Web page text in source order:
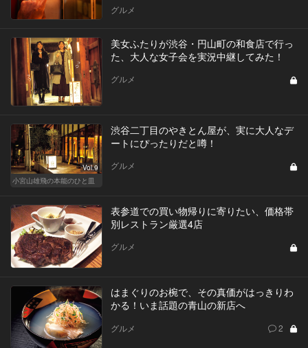
グルメ
美女ふたりが渋谷・円山町の和食店で行っ
た、大人な女子会を実況中継してみた！
グルメ
Vol.9
小宮山雄飛の本能のひと皿
渋谷二丁目のやきとん屋が、実に大人なデ
ートにぴったりだと噂！
グルメ
表参道での買い物帰りに寄りたい、価格帯
別レストラン厳選4店
グルメ
はまぐりのお椀で、その真価がはっきりわ
かる！いま話題の青山の新店へ
グルメ 2